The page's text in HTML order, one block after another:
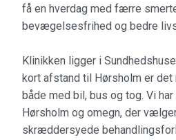
få en hverdag med færre
bevægelsesfrihed og bedre
Klinikken ligger i
kort afstand til Hørsholm er
både med bil, bus og tog. Vi
Hørsholm og omegn, der
skræddersyede